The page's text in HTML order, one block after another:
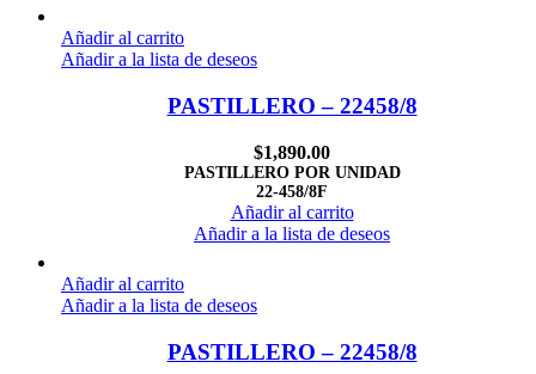
Añadir al carrito
Añadir a la lista de deseos
PASTILLERO – 22458/8
$1,890.00
PASTILLERO POR UNIDAD
22-458/8F
Añadir al carrito
Añadir a la lista de deseos
Añadir al carrito
Añadir a la lista de deseos
PASTILLERO – 22458/8